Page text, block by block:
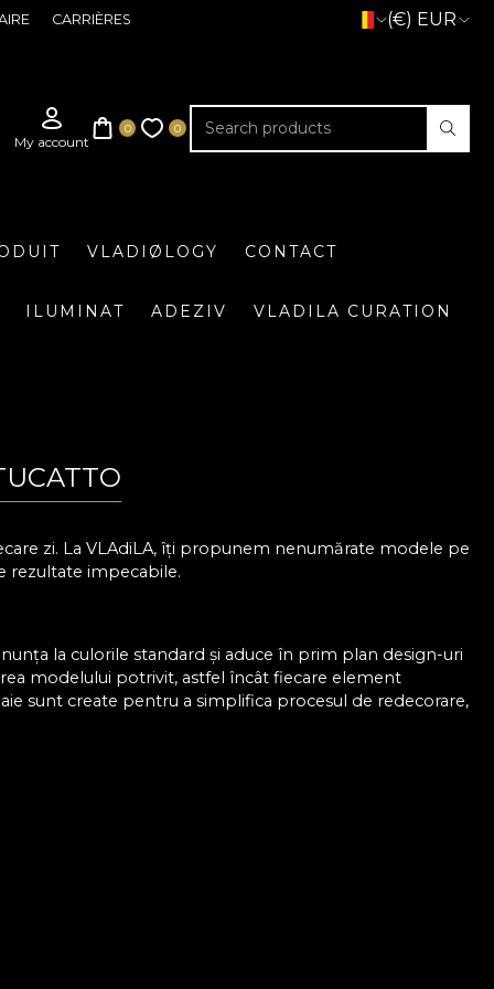
CARRIÈRES (€) EUR
VLADIØLOGY CONTACT
ILUMINAT ADEZIV VLADILA CURATION
zi. La VLAdiLA, îți propunem nenumărate modele pe
rezultate impecabile.
la culorile standard și aduce în prim plan design-uri
modelului potrivit, astfel încât fiecare element
sunt create pentru a simplifica procesul de redecorare,
ți baia cu ușurință într-un loc care să te încânte și
și îți oferă garanția, că își păstrează aspectul impecabil
să fie afectate de abur sau stropi de apă. Pe lângă
și geometrice, până la imprimeuri inspirate din
de ceea ce îți dorești. Mai mult decât atât, ai
așa cum îți dorești. Spre deosebire de opțiunile clasice,
ori de câte ori simți nevoia unei schimbări, fără a fi